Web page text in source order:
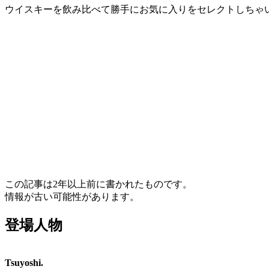
ウイスキーを飲み比べて勝手にお気に入りをセレクトしちゃ
この記事は2年以上前に書かれたものです。
情報が古い可能性があります。
登場人物
Tsuyoshi.